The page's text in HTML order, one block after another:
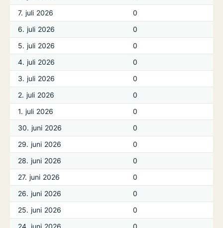
7. juli 2026
0
6. juli 2026
0
5. juli 2026
0
4. juli 2026
0
3. juli 2026
0
2. juli 2026
0
1. juli 2026
0
30. juni 2026
0
29. juni 2026
0
28. juni 2026
0
27. juni 2026
0
26. juni 2026
0
25. juni 2026
0
24. juni 2026
0